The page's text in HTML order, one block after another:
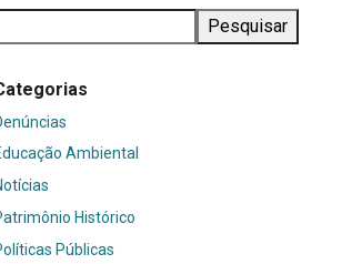
Pesquisar
Ambiental
Histórico
Públicas